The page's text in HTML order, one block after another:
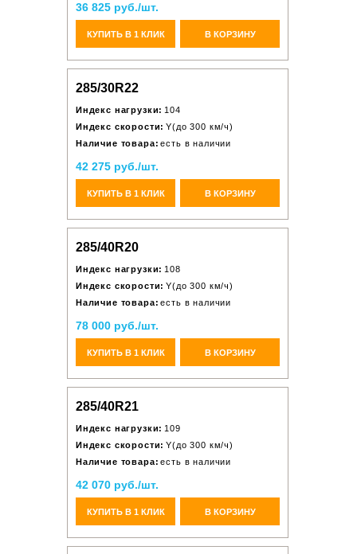
36 825 руб./шт.
КУПИТЬ В 1 КЛИК В КОРЗИНУ
285/30R22
Индекс нагрузки: 104
Индекс скорости: Y(до 300 км/ч)
Наличие товара: есть в наличии
42 275 руб./шт.
КУПИТЬ В 1 КЛИК В КОРЗИНУ
285/40R20
Индекс нагрузки: 108
Индекс скорости: Y(до 300 км/ч)
Наличие товара: есть в наличии
78 000 руб./шт.
КУПИТЬ В 1 КЛИК В КОРЗИНУ
285/40R21
Индекс нагрузки: 109
Индекс скорости: Y(до 300 км/ч)
Наличие товара: есть в наличии
42 070 руб./шт.
КУПИТЬ В 1 КЛИК В КОРЗИНУ